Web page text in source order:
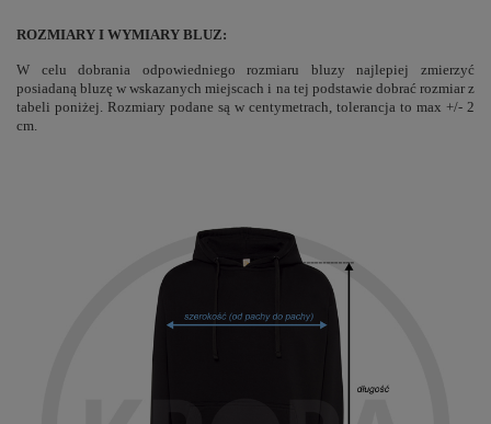
ROZMIARY I WYMIARY BLUZ:
W celu dobrania odpowiedniego rozmiaru bluzy najlepiej zmierzyć
posiadaną bluzę w wskazanych miejscach i na tej podstawie dobrać rozmiar z
tabeli poniżej. Rozmiary podane są w centymetrach, tolerancja to max +/- 2
cm.